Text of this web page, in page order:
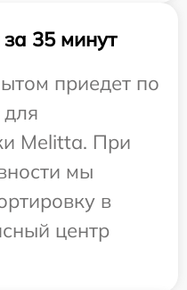
35 минут
приедет по
Melitta. При
мы
в
центр